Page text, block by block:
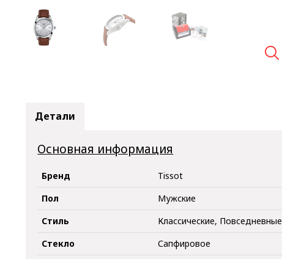
Детали
Основная информация
Бренд
Tissot
Пол
Мужские
Стиль
Классические, Повседневные
Стекло
Сапфировое